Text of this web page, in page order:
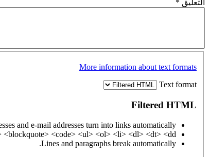
التعليق *
More information about text formats
Text format
Filtered HTML
and e-mail addresses turn into links automatically.
<code> <ul> <ol> <li> <dl> <dt> <dd>
Lines and paragraphs break automatically.